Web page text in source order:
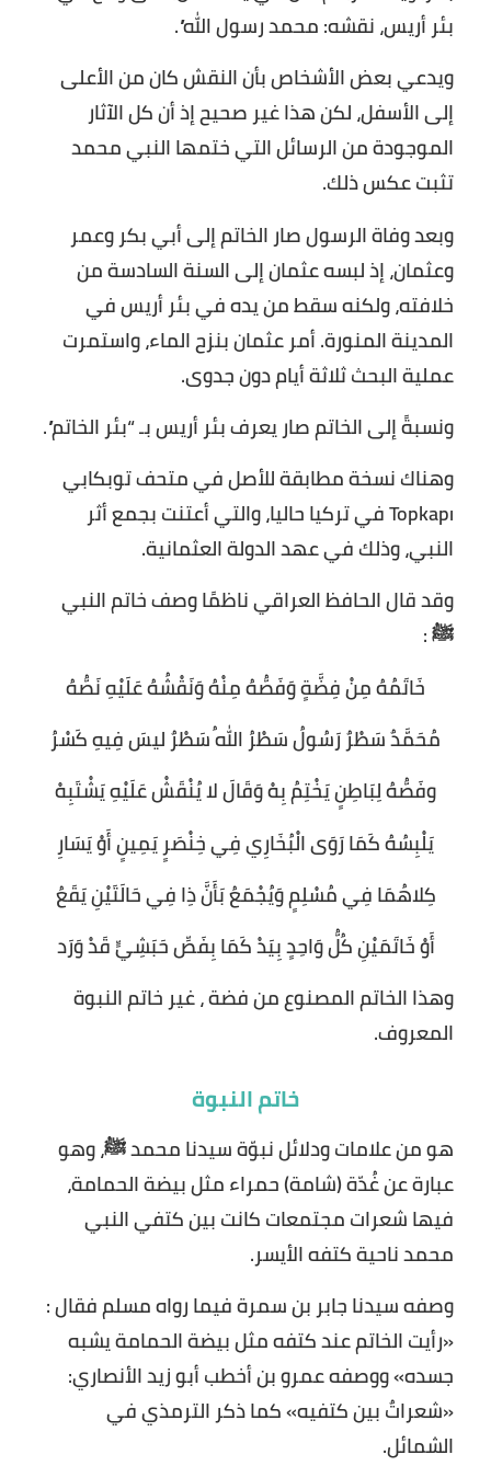
بئر أريس، نقشه: محمد رسول الله”.
ويدعي بعض الأشخاص بأن النقش كان من الأعلى
إلى الأسفل، لكن هذا غير صحيح إذ أن كل الآثار
الموجودة من الرسائل التي ختمها النبي محمد
تثبت عكس ذلك.
وبعد وفاة الرسول صار الخاتم إلى أبي بكر وعمر
وعثمان، إذ لبسه عثمان إلى السنة السادسة من
خلافته، ولكنه سقط من يده في بئر أريس في
المدينة المنورة. أمر عثمان بنزح الماء، واستمرت
عملية البحث ثلاثة أيام دون جدوى.
ونسبةً إلى الخاتم صار يعرف بئر أريس بـ “بئر الخاتم”.
وهناك نسخة مطابقة للأصل في متحف توبكابي
Topkapı في تركيا حاليا، والتي أعتنت بجمع أثر
النبي، وذلك في عهد الدولة العثمانية.
وقد قال الحافظ العراقي ناظمًا وصف خاتم النبي
ﷺ :
خَاتَمُهُ مِنْ فِضَّةٍ وَفَصُّهُ مِنْهُ وَنَقْشُهُ عَلَيْهِ نَصُّهُ
مُحَمَّدٌ سَطْرٌ رَسُولُ سَطْرُ اللهُ سَطْرٌ ليسَ فِيهِ كَسْرُ
وفَصُّهُ لِبَاطِنٍ يَخْتِمُ بِهْ وَقَالَ لا يُنْقَشْ عَلَيْهِ يَشْتَبِهْ
يَلْبِسُهُ كَمَا رَوَى الْبُخَارِي فِي خِنْصَرٍ يَمِينٍ أَوْ يَسَارِ
كِلاهُمَا فِي مُسْلِمٍ وَيُجْمَعُ بَأَنَّ ذِا فِي حَالَتَيْنِ يَقَعُ
أَوْ خَاتَمَيْنِ كُلُّ وَاحِدٍ بِيَدْ كَمَا بِفَصِّ حَبَشِيٍّ قَدْ وَرَد
وهذا الخاتم المصنوع من فضة ، غير خاتم النبوة
المعروف.
خاتم النبوة
هو من علامات ودلائل نبوّة سيدنا محمد ﷺ، وهو
عبارة عن غُدّة (شامة) حمراء مثل بيضة الحمامة،
فيها شعرات مجتمعات كانت بين كتفي النبي
محمد ناحية كتفه الأيسر.
وصفه سيدنا جابر بن سمرة فيما رواه مسلم فقال :
«رأيت الخاتم عند كتفه مثل بيضة الحمامة يشبه
جسده» ووصفه عمرو بن أخطب أبو زيد الأنصاري:
«شعراتٌ بين كتفيه» كما ذكر الترمذي في
الشمائل.